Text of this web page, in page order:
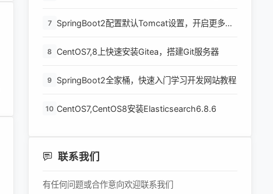
7
SpringBoot2配置默认Tomcat设置，开启更多高
8 CentOS7,8上快速安装Gitea，搭建Git服务器
9 SpringBoot2全家桶，快速入门学习开发网站教程
10 CentOS7,CentOS8安装Elasticsearch6.8.6
联系我们
有任何问题或合作意向欢迎联系我们